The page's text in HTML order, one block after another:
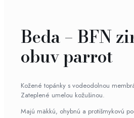
Beda – BFN
obuv parrot
Kožené topánky s vodeodolnou
Zateplené umelou kožušinou.
Majú mäkkú, ohybnú a protišmykovú